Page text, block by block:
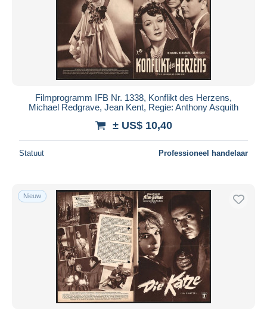
Filmprogramm IFB Nr. 1338, Konflikt des Herzens,
Michael Redgrave, Jean Kent, Regie: Anthony Asquith
± US$ 10,40
Statuut Professioneel handelaar
Nieuw